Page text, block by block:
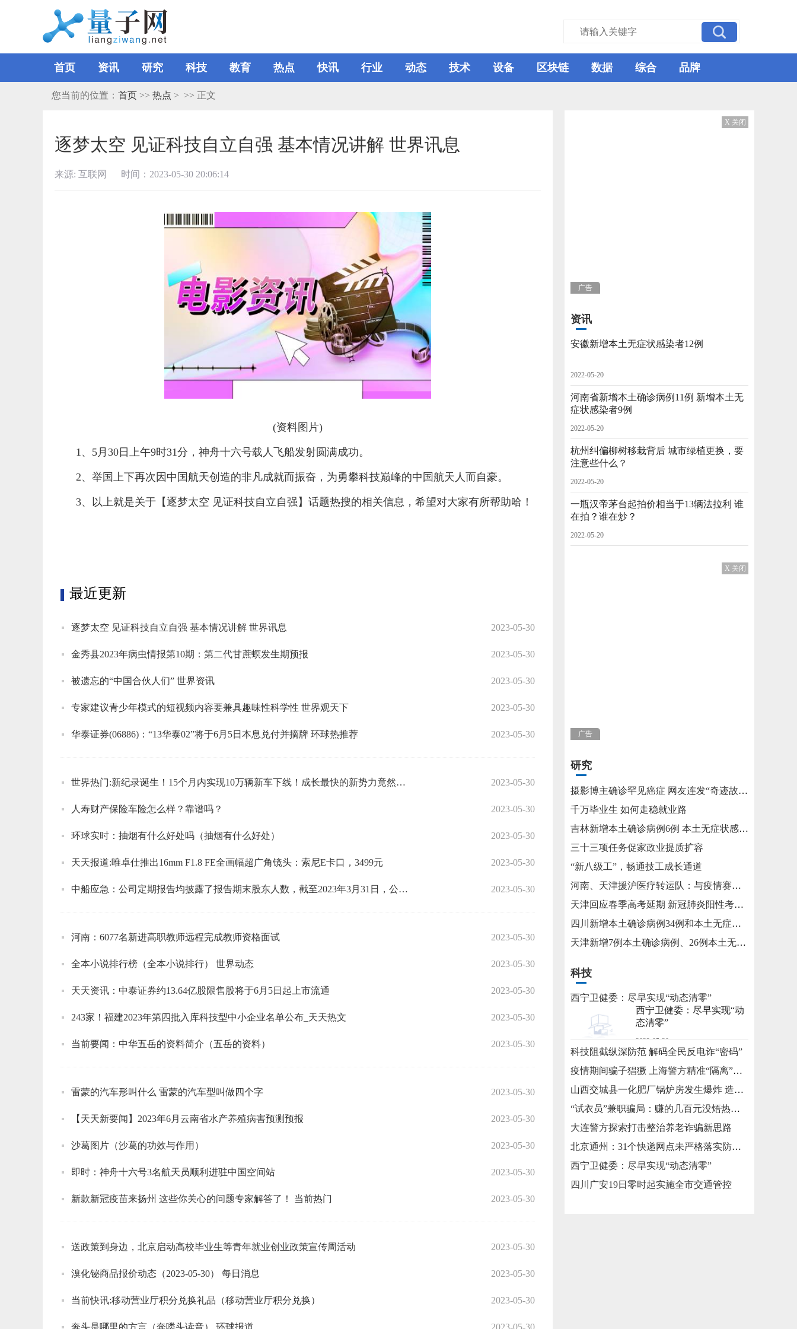
首页 资讯 研究 科技 教育 热点 快讯 行业 动态 技术 设备 区块链 数据 综合 品牌
您当前的位置： 首页 >> 热点 > >> 正文
逐梦太空 见证科技自立自强 基本情况讲解 世界讯息
来源: 互联网 时间：2023-05-30 20:06:14
(资料图片)
1、5月30日上午9时31分，神舟十六号载人飞船发射圆满成功。
2、举国上下再次因中国航天创造的非凡成就而振奋，为勇攀科技巅峰的中国航天人而自豪。
3、以上就是关于【逐梦太空 见证科技自立自强】话题热搜的相关信息，希望对大家有所帮助哈！
最近更新
逐梦太空 见证科技自立自强 基本情况讲解 世界讯息 2023-05-30
金秀县2023年病虫情报第10期：第二代甘蔗螟发生期预报 2023-05-30
被遗忘的“中国合伙人们” 世界资讯 2023-05-30
专家建议青少年模式的短视频内容要兼具趣味性科学性 世界观天下 2023-05-30
华泰证券(06886)：“13华泰02”将于6月5日本息兑付并摘牌 环球热推荐 2023-05-30
世界热门:新纪录诞生！15个月内实现10万辆新车下线！成长最快的新势力竟然是TA 2023-05-30
人寿财产保险车险怎么样？靠谱吗？ 2023-05-30
环球实时：抽烟有什么好处吗（抽烟有什么好处） 2023-05-30
天天报道:唯卓仕推出16mm F1.8 FE全画幅超广角镜头：索尼E卡口，3499元 2023-05-30
中船应急：公司定期报告均披露了报告期末股东人数，截至2023年3月31日，公司股东总数为45,677 全球热点评 2023-05-30
河南：6077名新进高职教师远程完成教师资格面试 2023-05-30
全本小说排行榜（全本小说排行） 世界动态 2023-05-30
天天资讯：中泰证券约13.64亿股限售股将于6月5日起上市流通 2023-05-30
243家！福建2023年第四批入库科技型中小企业名单公布_天天热文 2023-05-30
当前要闻：中华五岳的资料简介（五岳的资料） 2023-05-30
雷蒙的汽车形叫什么 雷蒙的汽车型叫做四个字 2023-05-30
【天天新要闻】2023年6月云南省水产养殖病害预测预报 2023-05-30
沙葛图片（沙葛的功效与作用） 2023-05-30
即时：神舟十六号3名航天员顺利进驻中国空间站 2023-05-30
新款新冠疫苗来扬州 这些你关心的问题专家解答了！ 当前热门 2023-05-30
送政策到身边，北京启动高校毕业生等青年就业创业政策宣传周活动 2023-05-30
溴化铋商品报价动态（2023-05-30） 每日消息 2023-05-30
当前快讯:移动营业厅积分兑换礼品（移动营业厅积分兑换） 2023-05-30
奔头是哪里的方言（奔喽头读音） 环球报道 2023-05-30
广告
X 关闭
资讯
安徽新增本土无症状感染者12例
2022-05-20
河南省新增本土确诊病例11例 新增本土无
症状感染者9例
2022-05-20
杭州纠偏柳树移栽背后 城市绿植更换，要
注意些什么？
2022-05-20
一瓶汉帝茅台起拍价相当于13辆法拉利 谁
在拍？谁在炒？
2022-05-20
广告
X 关闭
研究
摄影博主确诊罕见癌症 网友连发“奇迹故事”不允许他躺平
千万毕业生 如何走稳就业路
吉林新增本土确诊病例6例 本土无症状感染者15例
三十三项任务促家政业提质扩容
“新八级工”，畅通技工成长通道
河南、天津援沪医疗转运队：与疫情赛跑 为生命护航
天津回应春季高考延期 新冠肺炎阳性考生将在医院考试
四川新增本土确诊病例34例和本土无症状感染者115例
天津新增7例本土确诊病例、26例本土无症状感染者
科技
西宁卫健委：尽早实现“动态清零”
西宁卫健委：尽早实现“动
态清零”
2022-05-20
科技阻截纵深防范 解码全民反电诈“密码”
疫情期间骗子猖獗 上海警方精准“隔离”涉疫类诈骗
山西交城县一化肥厂锅炉房发生爆炸 造成3死2伤
“试衣员”兼职骗局：赚的几百元没焐热就被骗走几万元
大连警方探索打击整治养老诈骗新思路
北京通州：31个快递网点未严格落实防疫措施被责令整改
西宁卫健委：尽早实现“动态清零”
四川广安19日零时起实施全市交通管控